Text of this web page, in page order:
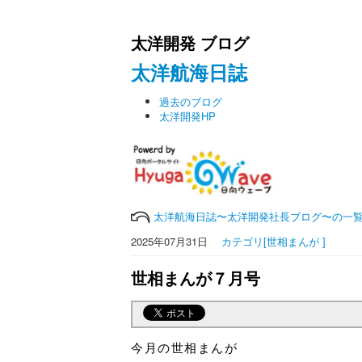
太洋開発 ブログ
太洋航海日誌
過去のブログ
太洋開発HP
太洋航海日誌〜太洋開発社長ブログ〜の一
2025年07月31日
カテゴリ[世相まんが ]
世相まんが７月号
今月の世相まんが